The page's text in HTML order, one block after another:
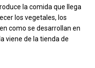
la comida que llega
los vegetales, los
como se desarrollan en
viene de la tienda de